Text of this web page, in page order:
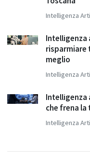
Intelligenza
risparmiare
meglio
Intelligenza
Intelligenza
che frena
Intelligenza